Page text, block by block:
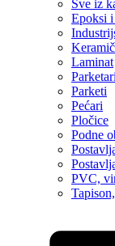
Sve iz
Epoksi
Laminat
Parketari
Parketi
Pećari
Pločice
Podne
PVC,